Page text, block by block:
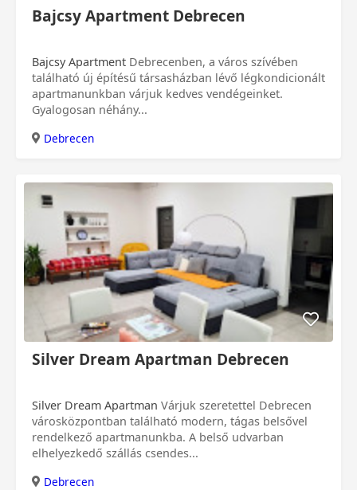
Bajcsy Apartment Debrecen
Bajcsy Apartment
található új építésű társasházban lévő légkondicionált
apartmanunkban várjuk kedves vendégeinket.
Gyalogosan néhány...
Debrecen
Silver Dream Apartman Debrecen
Silver Dream Apartman
városközpontban található modern, tágas belsővel
rendelkező apartmanunkba. A belső udvarban
elhelyezkedő szállás csendes...
Debrecen